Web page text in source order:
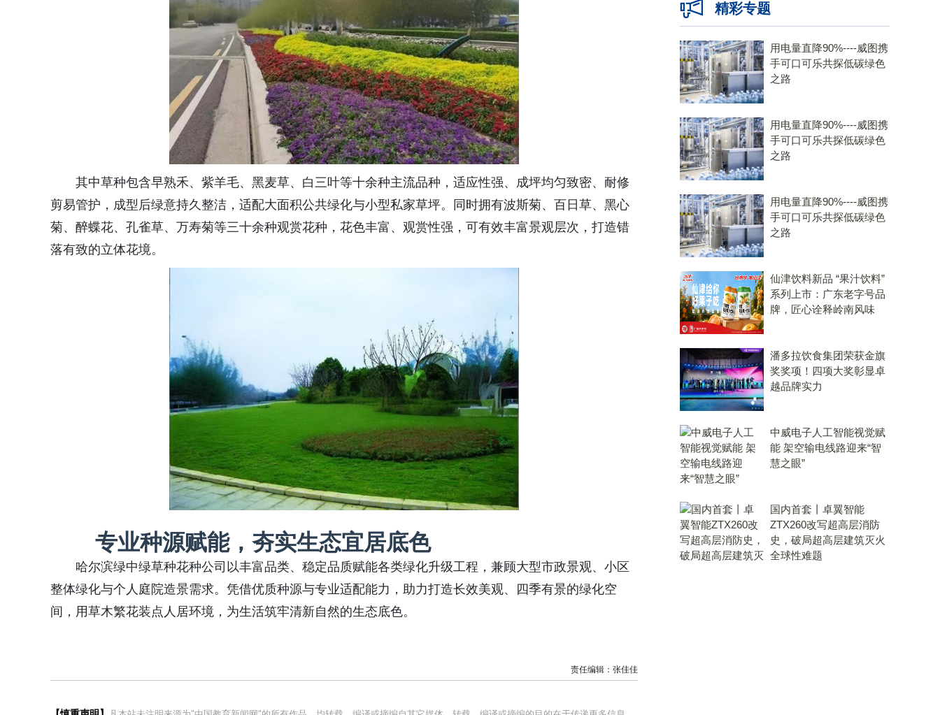
其中草种包含早熟禾、紫羊毛、黑麦草、白三叶等十余种主流品种，适应性强、成坪均匀致密、耐修
剪易管护，成型后绿意持久整洁，适配大面积公共绿化与小型私家草坪。同时拥有波斯菊、百日草、黑心
菊、醉蝶花、孔雀草、万寿菊等三十余种观赏花种，花色丰富、观赏性强，可有效丰富景观层次，打造错
落有致的立体花境。
专业种源赋能，夯实生态宜居底色
哈尔滨绿中绿草种花种公司以丰富品类、稳定品质赋能各类绿化升级工程，兼顾大型市政景观、小区
整体绿化与个人庭院造景需求。凭借优质种源与专业适配能力，助力打造长效美观、四季有景的绿化空
间，用草木繁花装点人居环境，为生活筑牢清新自然的生态底色。
责任编辑：张佳佳
精彩专题
用电量直降90%----威图携
手可口可乐共探低碳绿色
之路
用电量直降90%----威图携
手可口可乐共探低碳绿色
之路
用电量直降90%----威图携
手可口可乐共探低碳绿色
之路
仙津饮料新品 “果汁饮料”
系列上市：广东老字号品
牌，匠心诠释岭南风味
潘多拉饮食集团荣获金旗
奖奖项！四项大奖彰显卓
越品牌实力
中威电子人工智能视觉赋
能 架空输电线路迎来“智
慧之眼”
国内首套丨卓翼智能
ZTX260改写超高层消防
史，破局超高层建筑灭火
全球性难题